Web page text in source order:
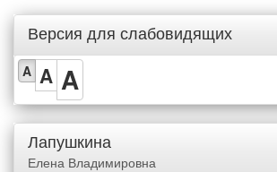
Версия для слабовидящих
A A A
Лапушкина
Елена Владимировна